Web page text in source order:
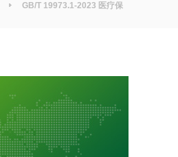
GB/T 19973.1-2023 医疗保